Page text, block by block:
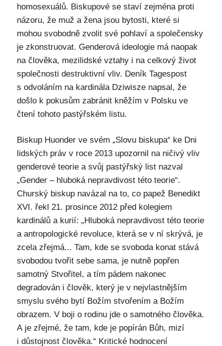
homosexuálů. Biskupové se staví zejména proti
názoru, že muž a žena jsou bytosti, které si
mohou svobodně zvolit své pohlaví a společensky
je zkonstruovat. Genderová ideologie má naopak
na člověka, mezilidské vztahy i na celkový život
společnosti destruktivní vliv. Deník Tagespost
s odvoláním na kardinála Dziwisze napsal, že
došlo k pokusům zabránit kněžím v Polsku ve
čtení tohoto pastýřském listu.
Biskup Huonder ve svém „Slovu biskupa“ ke Dni
lidských práv v roce 2013 upozornil na ničivý vliv
genderové teorie a svůj pastýřský list nazval
„Gender – hluboká nepravdivost této teorie“.
Churský biskup navázal na to, co papež Benedikt
XVI. řekl 21. prosince 2012 před kolegiem
kardinálů a kurií: „Hluboká nepravdivost této teorie
a antropologické revoluce, která se v ní skrývá, je
zcela zřejmá... Tam, kde se svoboda konat stává
svobodou tvořit sebe sama, je nutně popřen
samotný Stvořitel, a tím pádem nakonec
degradován i člověk, který je v nejvlastnějším
smyslu svého bytí Božím stvořením a Božím
obrazem. V boji o rodinu jde o samotného člověka.
A je zřejmé, že tam, kde je popírán Bůh, mizí
i důstojnost člověka.“ Kritické hodnocení